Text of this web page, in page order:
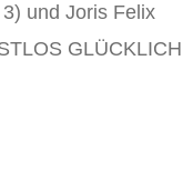
und Joris Felix
GLÜCKLICH